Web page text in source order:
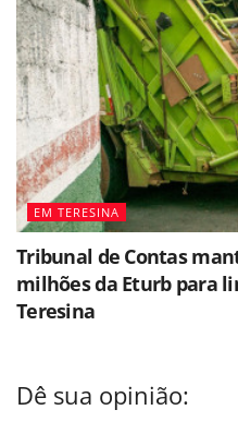
EM TERESINA
Tribunal de Contas
milhões da Eturb para
Teresina
Dê sua opinião: